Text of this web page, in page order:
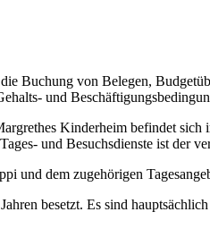
Buchung von Belegen,
und
Kinderheim befindet sich
und Besuchsdienste ist der
und dem zugehörigen
besetzt. Es sind